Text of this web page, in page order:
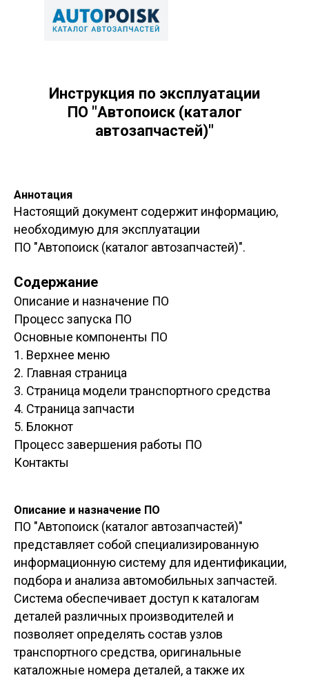
Инструкция по эксплуатации
ПО "Автопоиск (каталог
автозапчастей)"
Аннотация
Настоящий документ содержит информацию,
необходимую для эксплуатации
ПО "Автопоиск (каталог автозапчастей)".
Содержание
Описание и назначение ПО
Процесс запуска ПО
Основные компоненты ПО
1. Верхнее меню
2. Главная страница
3. Страница модели транспортного средства
4. Страница запчасти
5. Блокнот
Процесс завершения работы ПО
Контакты
Описание и назначение ПО
ПО "Автопоиск (каталог автозапчастей)"
представляет собой специализированную
информационную систему для идентификации,
подбора и анализа автомобильных запчастей.
Система обеспечивает доступ к каталогам
деталей различных производителей и
позволяет определять состав узлов
транспортного средства, оригинальные
каталожные номера деталей, а также их